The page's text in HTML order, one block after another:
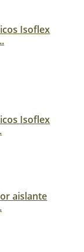
Isoflex
Isoflex
aislante